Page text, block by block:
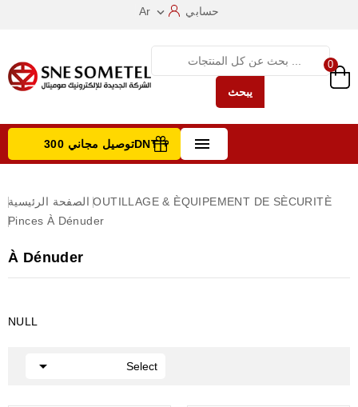
Ar  حسابي
يبحث
0
 توصيل مجاني 300DNT +
الصفحة الرئيسية OUTILLAGE & ÈQUIPEMENT DE SÈCURITÈ
Pinces À Dénuder
À Dénuder
NULL
Select
